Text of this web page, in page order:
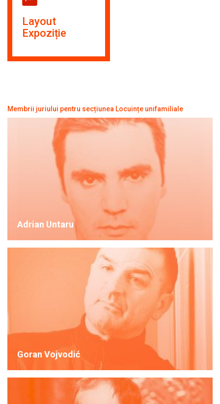
Layout
Expoziție
Membrii juriului pentru secțiunea Locuințe unifamiliale
Adrian Untaru
Goran Vojvodić